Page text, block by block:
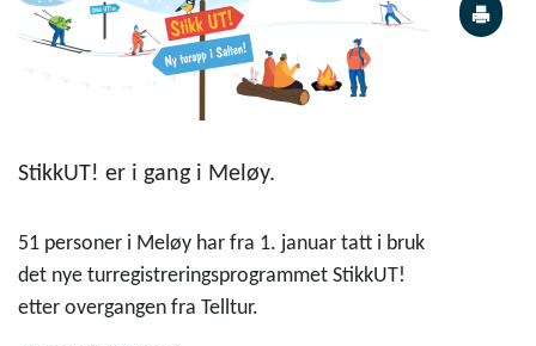
StikkUT! er i gang i Meløy.
51 personer i Meløy har fra 1. januar tatt i bruk
det nye turregistreringsprogrammet StikkUT!
etter overgangen fra Telltur.